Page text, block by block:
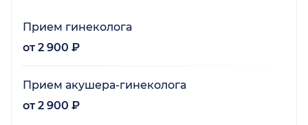
Прием гинеколога
от 2 900 ₽
Прием акушера-гинеколога
от 2 900 ₽